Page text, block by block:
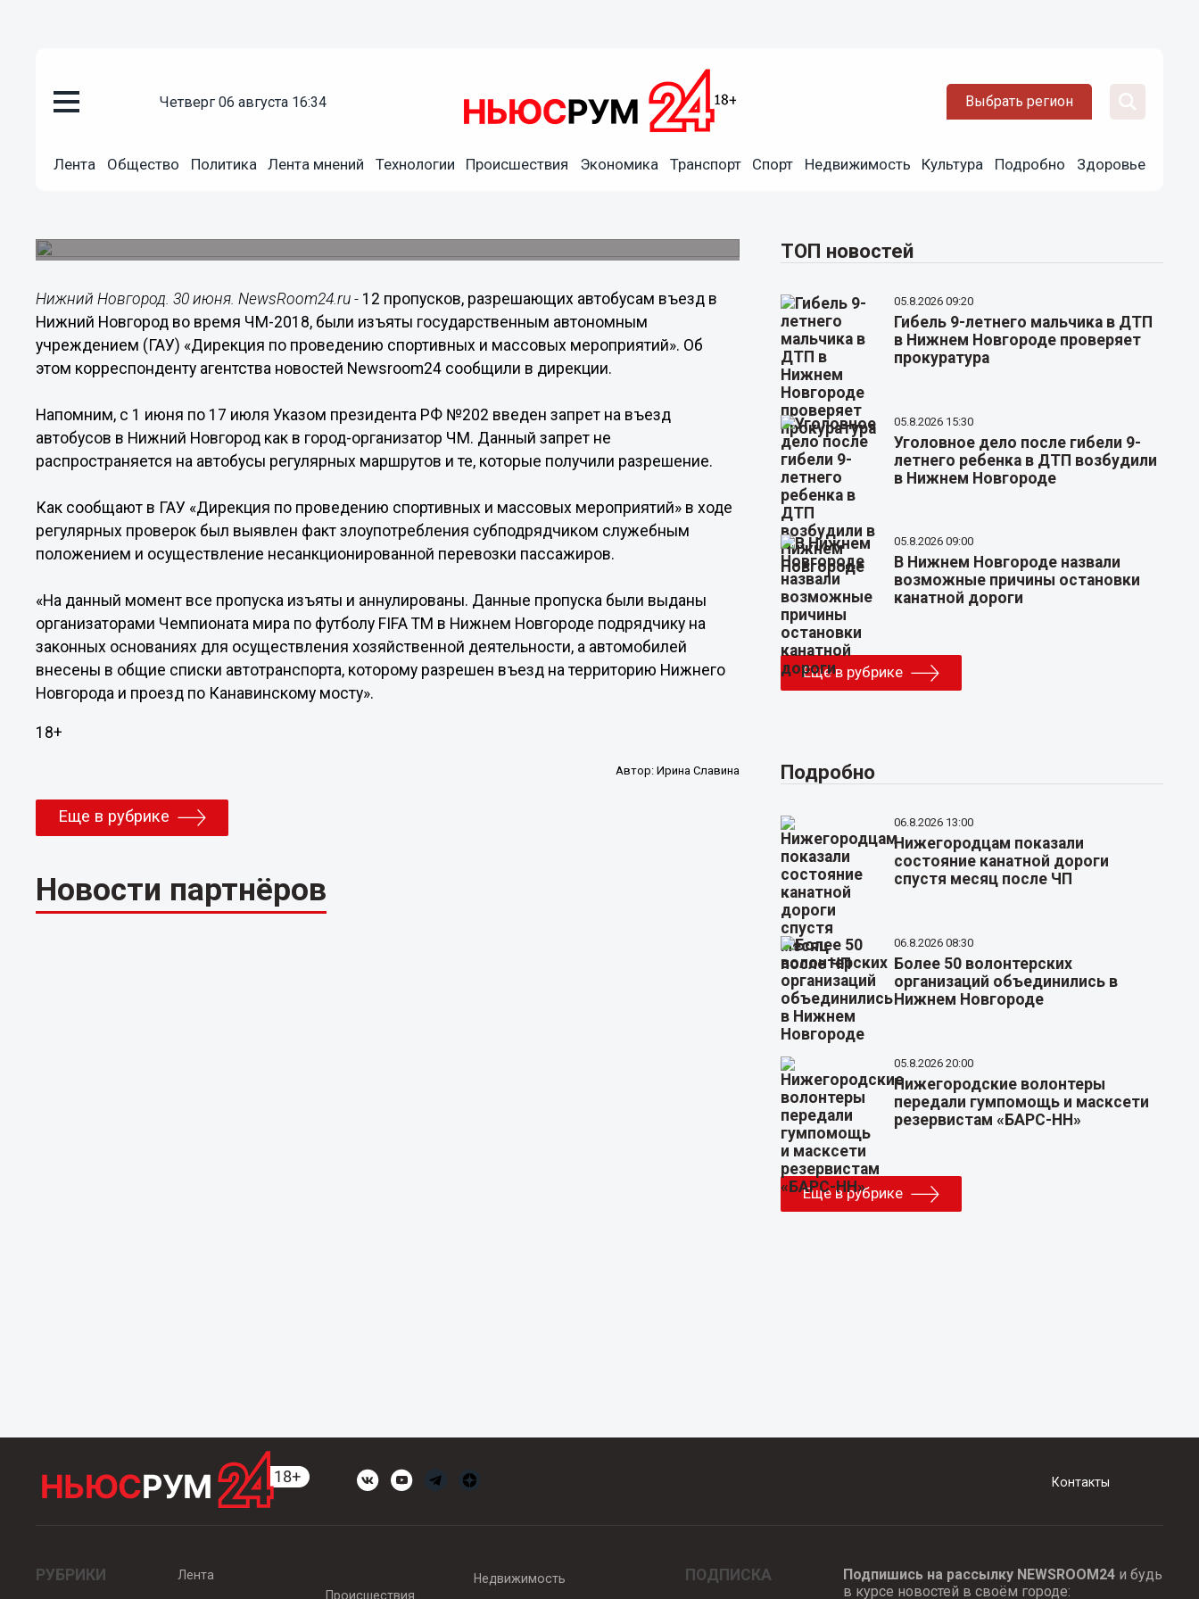
четверг 06 августа 16:34 Выбрать регион
Лента Общество Политика Лента мнений Технологии Происшествия Экономика Транспорт Спорт Недвижимость Культура Подробно Здоровье
Выявлены злоупотребления с пропусками на въезд в
Нижний Новгород. 30 июня. NewsRoom24.ru - 12 пропусков, разрешающих автобусам въезд в
Нижний Новгород во время ЧМ-2018, были изъяты государственным автономным
учреждением (ГАУ) «Дирекция по проведению спортивных и массовых мероприятий». Об
этом корреспонденту агентства новостей Newsroom24 сообщили в дирекции.
Напомним, с 1 июня по 17 июля Указом президента РФ №202 введен запрет на въезд
автобусов в Нижний Новгород как в город-организатор ЧМ. Данный запрет не
распространяется на автобусы регулярных маршрутов и те, которые получили разрешение.
Как сообщают в ГАУ «Дирекция по проведению спортивных и массовых мероприятий» в ходе
регулярных проверок был выявлен факт злоупотребления субподрядчиком служебным
положением и осуществление несанкционированной перевозки пассажиров.
«На данный момент все пропуска изъяты и аннулированы. Данные пропуска были выданы
организаторами Чемпионата мира по футболу FIFA TM в Нижнем Новгороде подрядчику на
законных основаниях для осуществления хозяйственной деятельности, а автомобилей
внесены в общие списки автотранспорта, которому разрешен въезд на территорию Нижнего
Новгорода и проезд по Канавинскому мосту».
18+
Автор: Ирина Славина
Еще в рубрике
Новости партнёров
ТОП новостей
05.8.2026 09:20
Гибель 9-летнего мальчика в ДТП
в Нижнем Новгороде проверяет
прокуратура
05.8.2026 15:30
Уголовное дело после гибели 9-
летнего ребенка в ДТП возбудили
в Нижнем Новгороде
05.8.2026 09:00
В Нижнем Новгороде назвали
возможные причины остановки
канатной дороги
Еще в рубрике
Подробно
06.8.2026 13:00
Нижегородцам показали
состояние канатной дороги
спустя месяц после ЧП
06.8.2026 08:30
Более 50 волонтерских
организаций объединились в
Нижнем Новгороде
05.8.2026 20:00
Нижегородские волонтеры
передали гумпомощь и масксети
резервистам «БАРС-НН»
Еще в рубрике
Контакты
РУБРИКИ
Лента
Происшествия
Недвижимость ПОДПИСКА Подпишись на рассылку NEWSROOM24и будь
в курсе новостей в своём городе: